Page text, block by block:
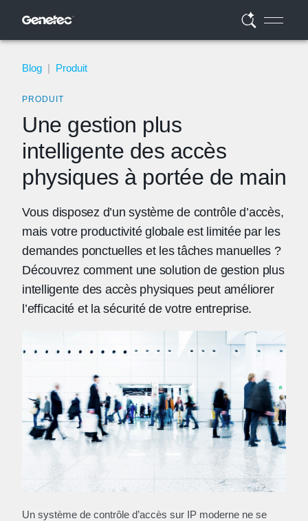
Blog | Produit
PRODUIT
Une gestion plus
intelligente des accès
physiques à portée de main
Vous disposez d’un système de contrôle d’accès,
mais votre productivité globale est limitée par les
demandes ponctuelles et les tâches manuelles ?
Découvrez comment une solution de gestion plus
intelligente des accès physiques peut améliorer
l’efficacité et la sécurité de votre entreprise.
Un système de contrôle d’accès sur IP moderne ne se